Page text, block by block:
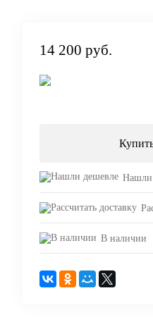
14 200 руб.
Нашли
В наличии